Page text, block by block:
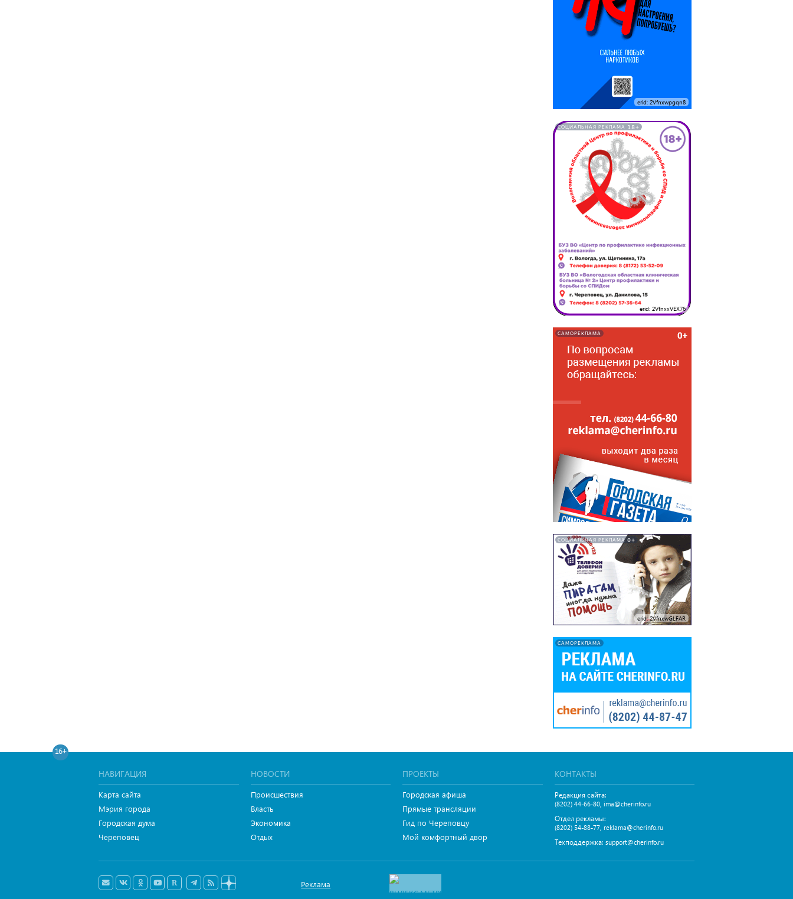
erid: 2Vfnxwpgqn8
СОЦИАЛЬНАЯ РЕКЛАМА 18+
erid: 2VfnxxVEX76
САМОРЕКЛАМА
СОЦИАЛЬНАЯ РЕКЛАМА 0+
erid: 2VfnxwGLFAR
САМОРЕКЛАМА
16+
НАВИГАЦИЯ
Карта сайта
Мэрия города
Городская дума
Череповец
НОВОСТИ
Происшествия
Власть
Экономика
Отдых
ПРОЕКТЫ
Городская афиша
Прямые трансляции
Гид по Череповцу
Мой комфортный двор
КОНТАКТЫ
Редакция сайта:
(8202) 44-66-80, ima@cherinfo.ru
Отдел рекламы:
(8202) 54-88-77, reklama@cherinfo.ru
Техподдержка: support@cherinfo.ru
Реклама